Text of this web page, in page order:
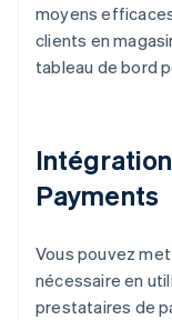
moyens
clients en
tableau de bord
Payments
Vous pouvez
nécessaire en
prestataires de